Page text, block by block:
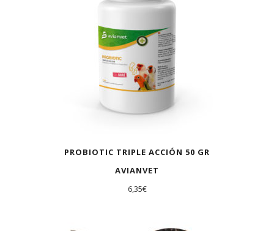
PROBIOTIC TRIPLE ACCIÓN 50 GR
AVIANVET
6,35€